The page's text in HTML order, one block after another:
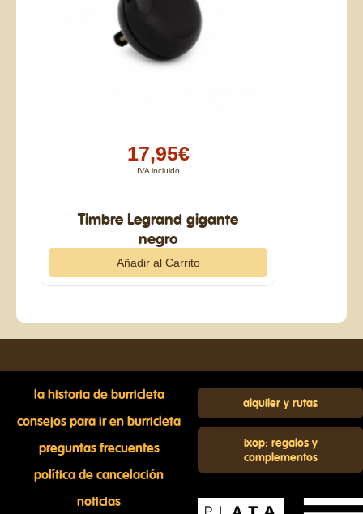
17,95€
IVA incluido
Timbre Legrand gigante
negro
la historia de burricleta
consejos para ir en burricleta
preguntas frecuentes
política de cancelación
noticias
alquiler y rutas
ixop: regalos y
complementos